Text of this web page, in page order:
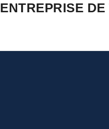
ENTREPRISE